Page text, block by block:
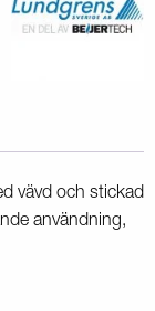
vävd och stickad
användning,